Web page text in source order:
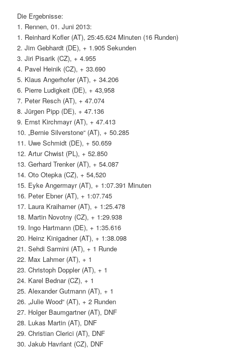
Die Ergebnisse:
1. Rennen, 01. Juni 2013:
1. Reinhard Kofler (AT), 25:45.624 Minuten (16 Runden)
2. Jim Gebhardt (DE), + 1.905 Sekunden
3. Jiri Pisarik (CZ), + 4.955
4. Pavel Heinik (CZ), + 33.690
5. Klaus Angerhofer (AT), + 34.206
6. Pierre Ludigkeit (DE), + 43,958
7. Peter Resch (AT), + 47.074
8. Jürgen Pipp (DE), + 47.136
9. Ernst Kirchmayr (AT), + 47.413
10. „Bernie Silverstone“ (AT), + 50.285
11. Uwe Schmidt (DE), + 50.659
12. Artur Chwist (PL), + 52.850
13. Gerhard Trenker (AT), + 54.087
14. Oto Otepka (CZ), + 54,520
15. Eyke Angermayr (AT), + 1:07.391 Minuten
16. Peter Ebner (AT), + 1:07.745
17. Laura Kraihamer (AT), + 1:25.478
18. Martin Novotny (CZ), + 1:29.938
19. Ingo Hartmann (DE), + 1:35.616
20. Heinz Kinigadner (AT), + 1:38.098
21. Sehdi Sarmini (AT), + 1 Runde
22. Max Lahmer (AT), + 1
23. Christoph Doppler (AT), + 1
24. Karel Bednar (CZ), + 1
25. Alexander Gutmann (AT), + 1
26. „Julie Wood“ (AT), + 2 Runden
27. Holger Baumgartner (AT), DNF
28. Lukas Martin (AT), DNF
29. Christian Clerici (AT), DNF
30. Jakub Havrlant (CZ), DNF